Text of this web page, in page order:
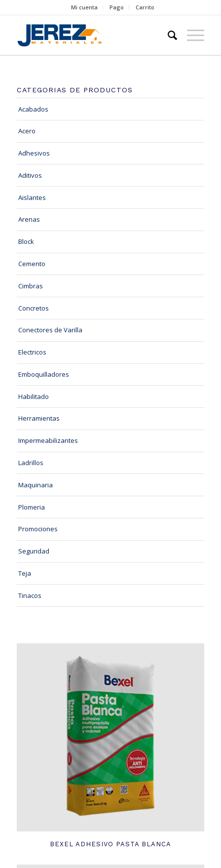
Mi cuenta Pago Carrito
CATEGORIAS DE PRODUCTOS
Acabados
Acero
Adhesivos
Aditivos
Aislantes
Arenas
Block
Cemento
Cimbras
Concretos
Conectores de Varilla
Electricos
Emboquilladores
Habilitado
Herramientas
Impermeabilizantes
Ladrillos
Maquinaria
Plomeria
Promociones
Seguridad
Teja
Tinacos
BEXEL ADHESIVO PASTA BLANCA